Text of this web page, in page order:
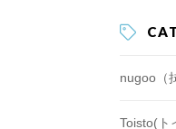
nugoo（
Toisto(ト